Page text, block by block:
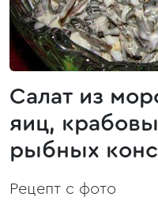
Салат из
яиц,
рыбных
Рецепт с фото